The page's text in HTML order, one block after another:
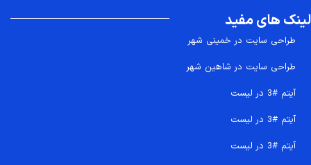
لینک های مفید
طراحی سایت در خمینی شهر
طراحی سایت در شاهین شهر
آیتم #3 در لیست
آیتم #3 در لیست
آیتم #3 در لیست